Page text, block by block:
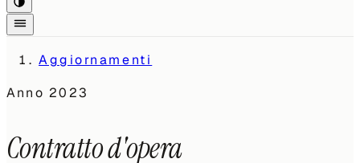
Aggiornamenti
Anno2023
Contratto d'opera